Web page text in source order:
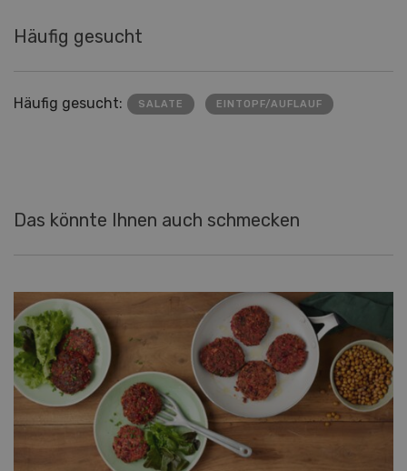
Häufig gesucht
Häufig gesucht: SALATE EINTOPF/AUFLAUF
Das könnte Ihnen auch schmecken